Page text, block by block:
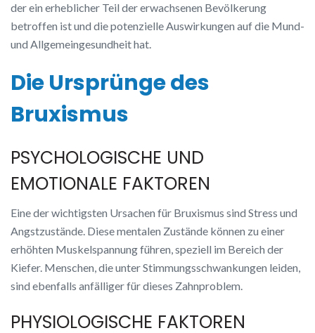
der ein erheblicher Teil der erwachsenen Bevölkerung
betroffen ist und die potenzielle Auswirkungen auf die Mund-
und Allgemeingesundheit hat.
Die Ursprünge des
Bruxismus
PSYCHOLOGISCHE UND
EMOTIONALE FAKTOREN
Eine der wichtigsten Ursachen für Bruxismus sind Stress und
Angstzustände. Diese mentalen Zustände können zu einer
erhöhten Muskelspannung führen, speziell im Bereich der
Kiefer. Menschen, die unter Stimmungsschwankungen leiden,
sind ebenfalls anfälliger für dieses Zahnproblem.
PHYSIOLOGISCHE FAKTOREN